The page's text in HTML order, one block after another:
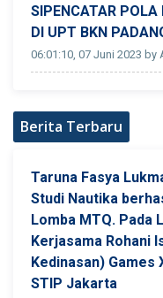
SIPENCATAR
DI UPT BKN
06:01:10, 07 Juni 2023
Berita Terbaru
Taruna Fasya
Studi Nautika
Lomba MTQ. Pada
Kerjasama Rohani
Kedinasan) Games
STIP Jakarta